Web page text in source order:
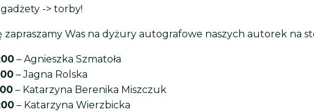
-> torby!
zapraszamy Was na dyżury autografowe naszych autorek na
– Agnieszka Szmatoła
– Jagna Rolska
– Katarzyna Berenika Miszczuk
– Katarzyna Wierzbicka